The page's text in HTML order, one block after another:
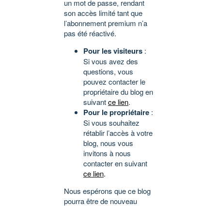
un mot de passe, rendant
son accès limité tant que
l’abonnement premium n’a
pas été réactivé.
Pour les visiteurs :
Si vous avez des
questions, vous
pouvez contacter le
propriétaire du blog en
suivantce lien.
Pour le propriétaire :
Si vous souhaitez
rétablir l’accès à votre
blog, nous vous
invitons à nous
contacter en suivant
ce lien.
Nous espérons que ce blog
pourra être de nouveau